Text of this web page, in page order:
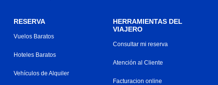
RESERVA
Vuelos Baratos
Hoteles Baratos
Vehículos de Alquiler
HERRAMIENTAS DEL
VIAJERO
Consultar mi reserva
Atención al Cliente
Facturacion online